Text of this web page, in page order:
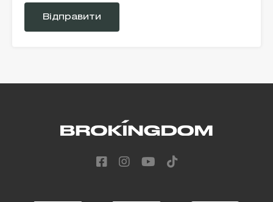
leave
field